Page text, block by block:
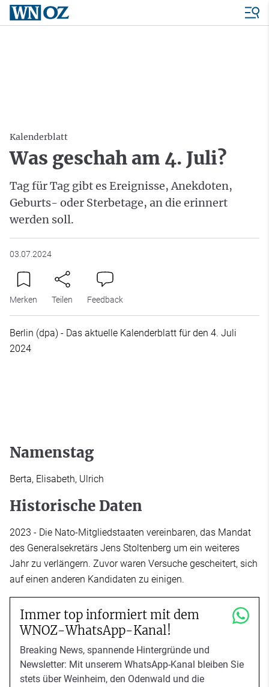
Kalenderblatt
Was geschah am 4. Juli?
Tag für Tag gibt es Ereignisse, Anekdoten,
Geburts- oder Sterbetage, an die erinnert
werden soll.
03.07.2024
Merken Teilen Feedback
Berlin (dpa) - Das aktuelle Kalenderblatt für den 4. Juli
2024
Namenstag
Berta, Elisabeth, Ulrich
Historische Daten
2023 - Die Nato-Mitgliedstaaten vereinbaren, das Mandat
des Generalsekretärs Jens Stoltenberg um ein weiteres
Jahr zu verlängern. Zuvor waren Versuche gescheitert, sich
auf einen anderen Kandidaten zu einigen.
Immer top informiert mit dem
WNOZ-WhatsApp-Kanal!
Breaking News, spannende Hintergründe und
Newsletter: Mit unserem WhatsApp-Kanal bleiben Sie
stets über Weinheim, den Odenwald und die